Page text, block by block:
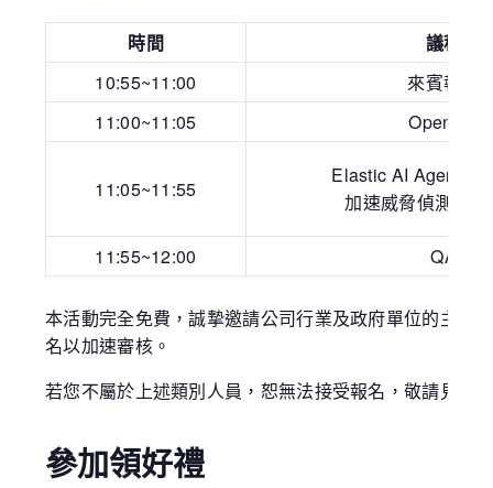
時間
議程
10:55~11:00
來賓報到
11:00~11:05
Opening
11:05~11:55
Elastic AI Agent 技
加速威脅偵測與
11:55~12:00 QA
本活動完全免費，誠摯邀請公司行業及政府單位的主管
名以加速審核。
若您不屬於上述類別人員，恕無法接受報名，敬請見諒
參加領好禮